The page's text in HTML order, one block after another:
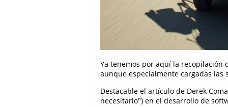
Ya tenemos por aquí la recopilación
aunque especialmente cargadas las
Destacable el artículo de Derek
necesitarlo") en el desarrollo de